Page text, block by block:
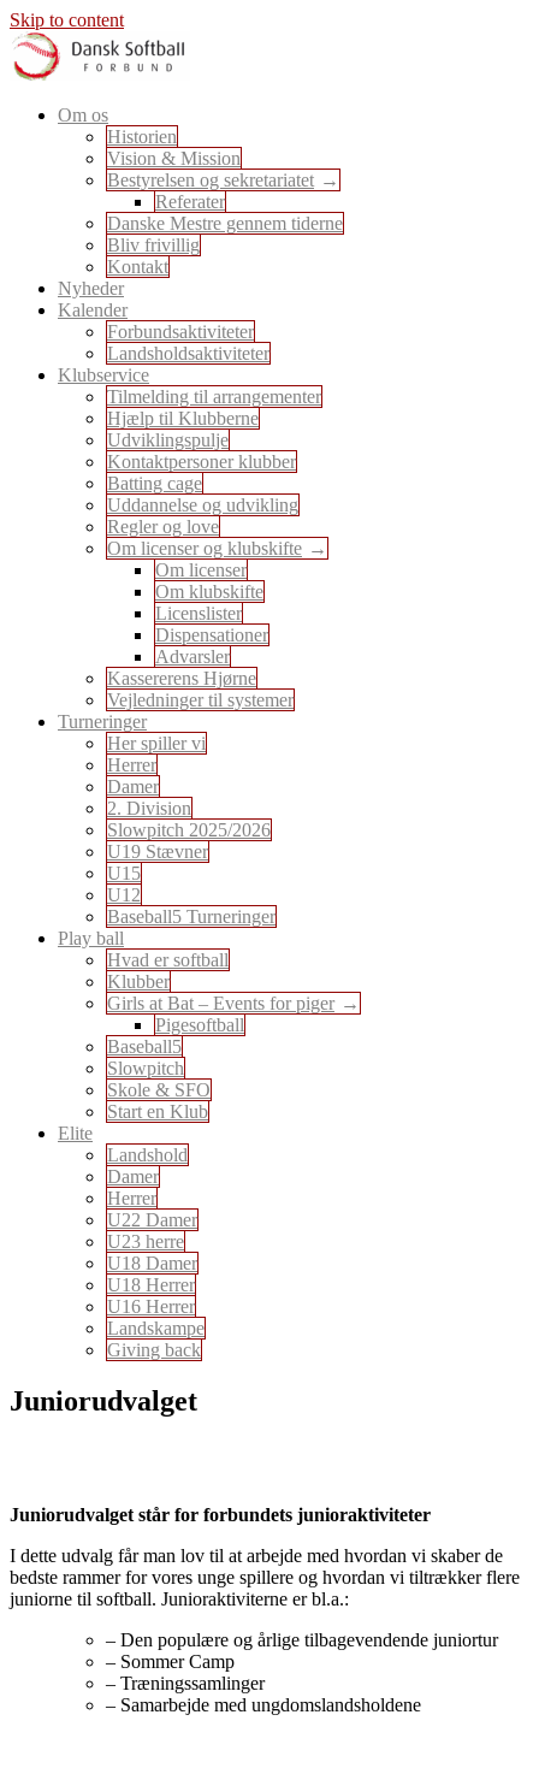
Skip to content
Dansk Softball Forbund
En sport for alle
Om os
Historien
Vision & Mission
Bestyrelsen og sekretariatet
Referater
Danske Mestre gennem tiderne
Bliv frivillig
Kontakt
Nyheder
Kalender
Forbundsaktiviteter
Landsholdsaktiviteter
Klubservice
Tilmelding til arrangementer
Hjælp til Klubberne
Udviklingspulje
Kontaktpersoner klubber
Batting cage
Uddannelse og udvikling
Regler og love
Om licenser og klubskifte
Om licenser
Om klubskifte
Licenslister
Dispensationer
Advarsler
Kassererens Hjørne
Vejledninger til systemer
Turneringer
Her spiller vi
Herrer
Damer
2. Division
Slowpitch 2025/2026
U19 Stævner
U15
U12
Baseball5 Turneringer
Play ball
Hvad er softball
Klubber
Girls at Bat – Events for piger
Pigesoftball
Baseball5
Slowpitch
Skole & SFO
Start en Klub
Elite
Landshold
Damer
Herrer
U22 Damer
U23 herre
U18 Damer
U18 Herrer
U16 Herrer
Landskampe
Giving back
Juniorudvalget
Juniorudvalget står for forbundets junioraktiviteter
I dette udvalg får man lov til at arbejde med hvordan vi skaber de
bedste rammer for vores unge spillere og hvordan vi tiltrækker flere
juniorne til softball. Junioraktiviterne er bl.a.:
– Den populære og årlige tilbagevendende juniortur
– Sommer Camp
– Træningssamlinger
– Samarbejde med ungdomslandsholdene